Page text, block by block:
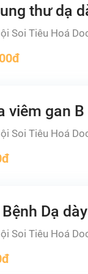
thư dạ
Soi Tiêu Hoá
viêm gan B
Soi Tiêu Hoá
Dạ
Soi Tiêu Hoá